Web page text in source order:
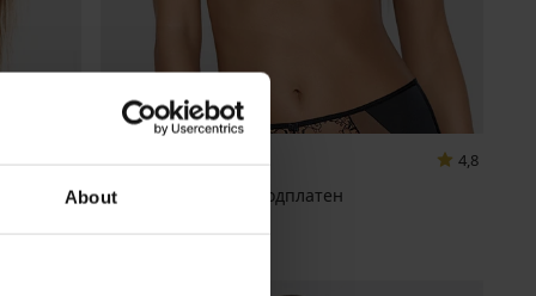
About
4,8 4,8
Сутиен Cynthia неподплатен